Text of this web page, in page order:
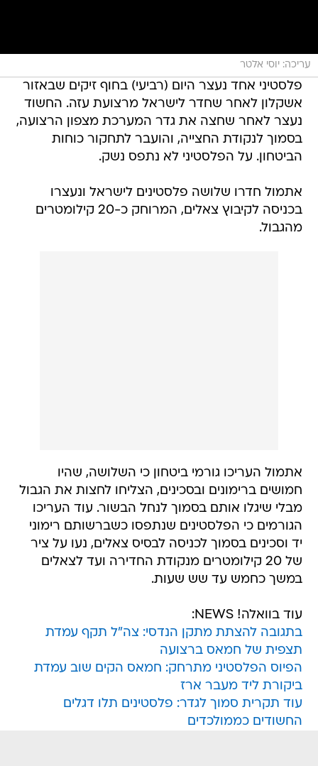
עריכה: יוסי אלטר
פלסטיני אחד נעצר היום (רביעי) בחוף זיקים שבאזור
אשקלון לאחר שחדר לישראל מרצועת עזה. החשוד
נעצר לאחר שחצה את גדר המערכת מצפון הרצועה,
בסמוך לנקודת החצייה, והועבר לתחקור כוחות
הביטחון. על הפלסטיני לא נתפס נשק.
אתמול חדרו שלושה פלסטינים לישראל ונעצרו
בכניסה לקיבוץ צאלים, המרוחק כ-20 קילומטרים
מהגבול.
אתמול העריכו גורמי ביטחון כי השלושה, שהיו
חמושים ברימונים ובסכינים, הצליחו לחצות את הגבול
מבלי שיגלו אותם בסמוך לנחל הבשור. עוד העריכו
הגורמים כי הפלסטינים שנתפסו כשברשותם רימוני
יד וסכינים בסמוך לכניסה לבסיס צאלים, נעו על ציר
של 20 קילומטרים מנקודת החדירה ועד לצאלים
במשך כחמש עד שש שעות.
עוד בוואלה! NEWS:
בתגובה להצתת מתקן הנדסי: צה"ל תקף עמדת
תצפית של חמאס ברצועה
הפיוס הפלסטיני מתרחק: חמאס הקים שוב עמדת
ביקורת ליד מעבר ארז
עוד תקרית סמוך לגדר: פלסטינים תלו דגלים
החשודים כממולכדים